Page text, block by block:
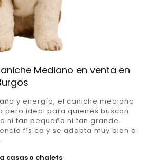
Mediano en venta en
y energía, el caniche mediano
pero ideal para quienes buscan
ni tan pequeño ni tan grande.
física y se adapta muy bien a
casas o chalets